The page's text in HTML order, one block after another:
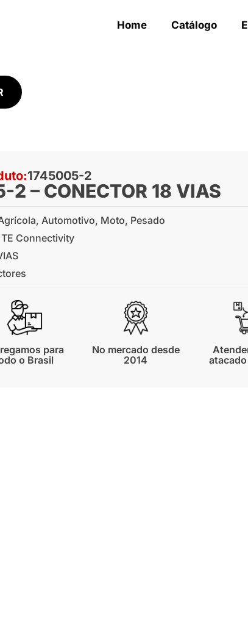
Home Catálogo
1745005-2
2 – CONECTOR 18 VIAS
, Automotivo, Moto, Pesado
TE Connectivity
para
o Brasil
No mercado desde
2014